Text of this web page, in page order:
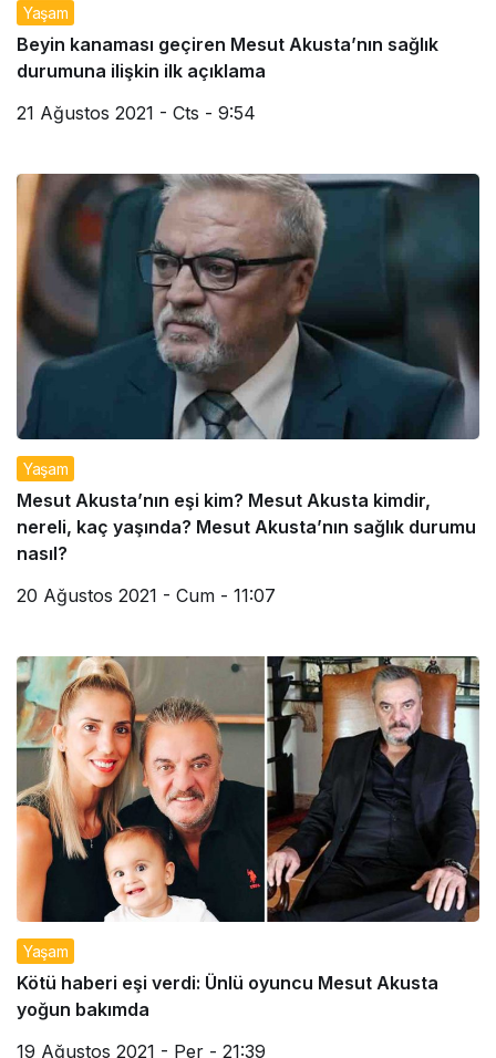
Yaşam
Beyin kanaması geçiren Mesut Akusta’nın sağlık
durumuna ilişkin ilk açıklama
21 Ağustos 2021 - Cts - 9:54
Yaşam
Mesut Akusta’nın eşi kim? Mesut Akusta kimdir,
nereli, kaç yaşında? Mesut Akusta’nın sağlık durumu
nasıl?
20 Ağustos 2021 - Cum - 11:07
Yaşam
Kötü haberi eşi verdi: Ünlü oyuncu Mesut Akusta
yoğun bakımda
19 Ağustos 2021 - Per - 21:39